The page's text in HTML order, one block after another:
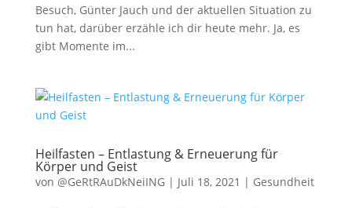
Besuch, Günter Jauch und der aktuellen Situation zu
tun hat, darüber erzähle ich dir heute mehr. Ja, es
gibt Momente im...
Heilfasten – Entlastung & Erneuerung für
Körper und Geist
von @GeRtRAuDkNeiING| Juli 18, 2021 | Gesundheit